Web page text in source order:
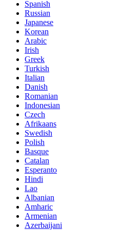
Spanish
Russian
Japanese
Korean
Arabic
Irish
Greek
Turkish
Italian
Danish
Romanian
Indonesian
Czech
Afrikaans
Swedish
Polish
Basque
Catalan
Esperanto
Hindi
Lao
Albanian
Amharic
Armenian
Azerbaijani